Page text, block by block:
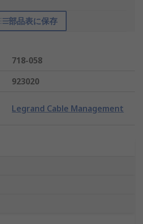
部品表に保存
718-058
923020
Legrand Cable Management